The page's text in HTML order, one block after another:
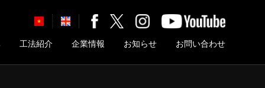
工法紹介 企業情報 お知らせ お問い合わせ